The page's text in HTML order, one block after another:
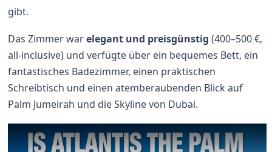
gibt.
Das Zimmer warelegant und preisgünstig (400–500 €,
all-inclusive) und verfügte über ein bequemes Bett, ein
fantastisches Badezimmer, einen praktischen
Schreibtisch und einen atemberaubenden Blick auf
Palm Jumeirah und die Skyline von Dubai.